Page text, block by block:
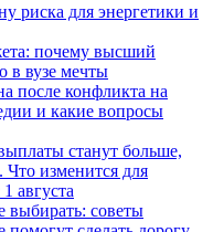
риска для энергетики и
почему высший
в вузе мечты
после конфликта на
и какие вопросы
станут больше,
Что изменится для
августа
выбирать: советы